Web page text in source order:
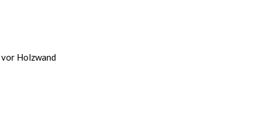
Holzwand